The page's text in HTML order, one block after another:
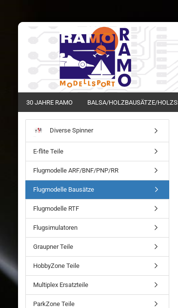
30 JAHRE RAMO BALSA/HOLZBAUSÄTZE/
Diverse Spinner
E-flite Teile
Flugmodelle ARF/BNF/PNP/RR
Flugmodelle Bausätze
Flugmodelle RTF
Flugsimulatoren
Graupner Teile
HobbyZone Teile
Multiplex Ersatzteile
ParkZone Teile